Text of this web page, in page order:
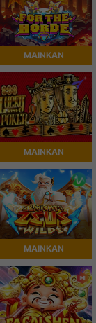
MAINKAN
MAINKAN
MAINKAN